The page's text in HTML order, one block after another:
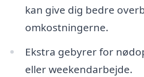
kan give dig bedre
omkostningerne.
Ekstra gebyrer for
eller weekendarbejde.